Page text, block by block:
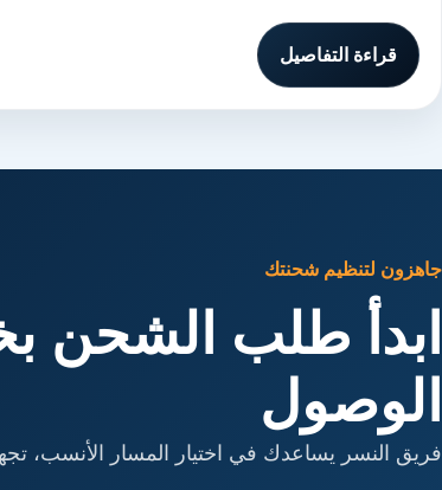
قراءة التفاصيل
جاهزون لتنظيم شحنتك
ابدأ طلب الشحن
الوصول
فريق النسر يساعدك في اختيار المسار الأنسب،